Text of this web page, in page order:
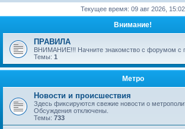
Текущее время: 09 авг 2026, 15:02
Внимание!
ПРАВИЛА
ВНИМАНИЕ!!! Начните знакомство с форумом с
Темы: 1
Метро
Новости и происшествия
Здесь фиксируются свежие новости о
Обсуждения отключены.
Темы: 733